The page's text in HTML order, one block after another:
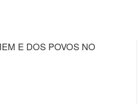
E DOS POVOS NO